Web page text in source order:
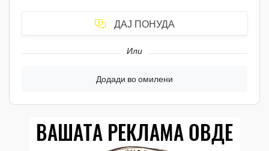
ДАЈ ПОНУДА
Или
Додади во омилени